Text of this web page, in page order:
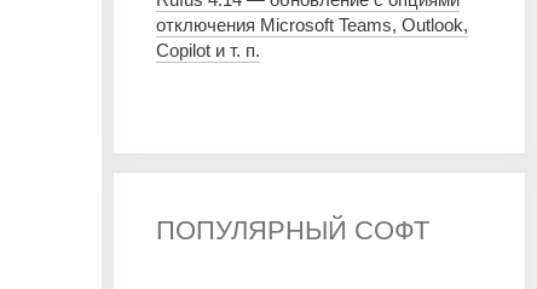
отключения Microsoft Teams, Outlook,
Copilot и т. п.
ПОПУЛЯРНЫЙ СОФТ